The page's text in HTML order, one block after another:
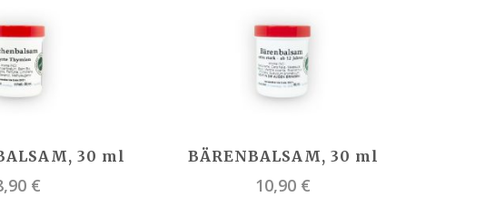
30 ml
€
BÄRENBALSAM, 30 ml
10,90 €